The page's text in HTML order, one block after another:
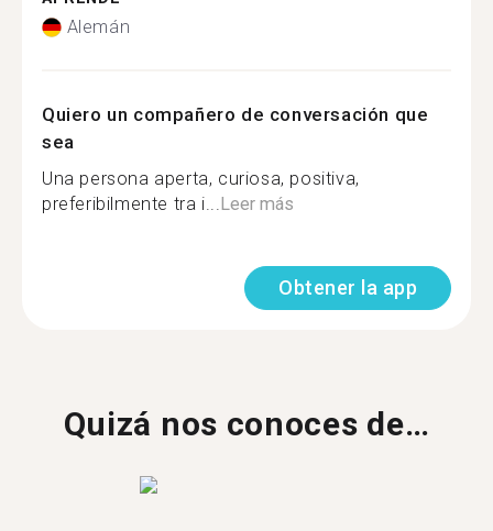
Alemán
Quiero un compañero de conversación que
sea
Una persona aperta, curiosa, positiva,
preferibilmente tra i...Leer más
Obtener la app
Quizá nos conoces de…